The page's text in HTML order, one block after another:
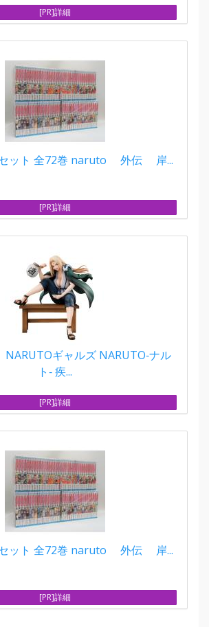
[PR]詳細
セット 全72巻 naruto 外伝 岸...
[PR]詳細
NARUTOギャルズ NARUTO‐ナル
ト‐ 疾...
[PR]詳細
セット 全72巻 naruto 外伝 岸...
[PR]詳細